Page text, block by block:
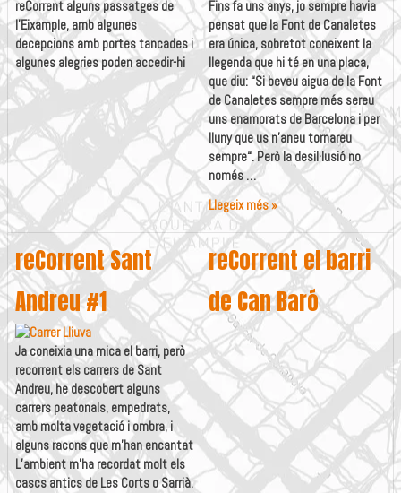
reCorrent alguns passatges de
l’Eixample, amb algunes
decepcions amb portes tancades i
algunes alegries poden accedir-hi
Fins fa uns anys, jo sempre havia
pensat que la Font de Canaletes
era única, sobretot coneixent la
llegenda que hi té en una placa,
que diu: “Si beveu aigua de la Font
de Canaletes sempre més sereu
uns enamorats de Barcelona i per
lluny que us n’aneu tornareu
sempre“. Però la desil·lusió no
només …
Les
Fonts
de
Canaletes
Llegeix més »
reCorrent Sant
Andreu #1
Ja coneixia una mica el barri, però
recorrent els carrers de Sant
Andreu, he descobert alguns
carrers peatonals, empedrats,
amb molta vegetació i ombra, i
alguns racons que m’han encantat
L’ambient m’ha recordat molt els
cascs antics de Les Corts o Sarrià.
reCorrent el barri
de Can Baró